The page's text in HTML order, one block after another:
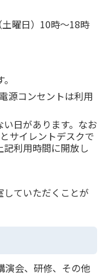
曜日）10時～18時
源コンセントは利⽤
⽇があります。なお
サイレントデスクで
利用時間に開放し
ていただくことが
演会、研修、その他